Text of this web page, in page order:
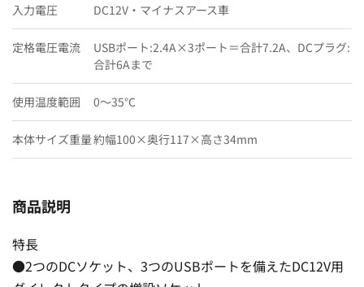
入力電圧 DC12V・マイナスアース車
定格電圧電流
USBポート:2.4A×3ポート＝合計7.2A、DCプラグ:
合計6Aまで
使用温度範囲 0〜35℃
本体サイズ重量約幅100×奥行117×高さ34mm
商品説明
特長
●2つのDCソケット、3つのUSBポートを備えたDC12V用